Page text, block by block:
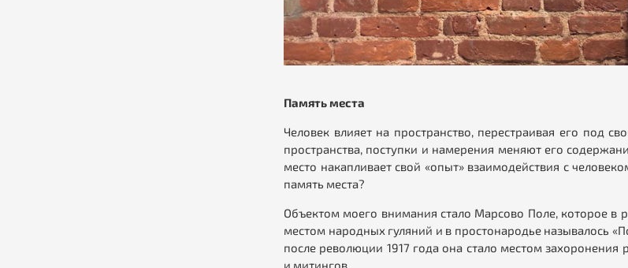
Память места
Человек влияет на пространство, перестраивая его под
пространства, поступки и намерения меняют его
место накапливает свой «опыт» взаимодействия с
память места?
Объектом моего внимания стало Марсово Поле, которое в
местом народных гуляний и в простонародье называлось
после революции 1917 года она стало местом